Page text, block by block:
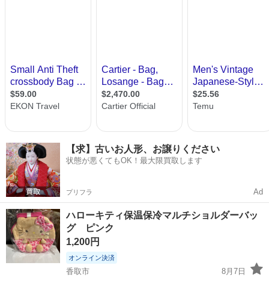
【求】古いお人形、お譲りください
状態が悪くてもOK！最大限買取します
プリフラ Ad
ハローキティ保温保冷マルチショルダーバッ
グ ピンク
1,200円
オンライン決済
香取市
8月7日